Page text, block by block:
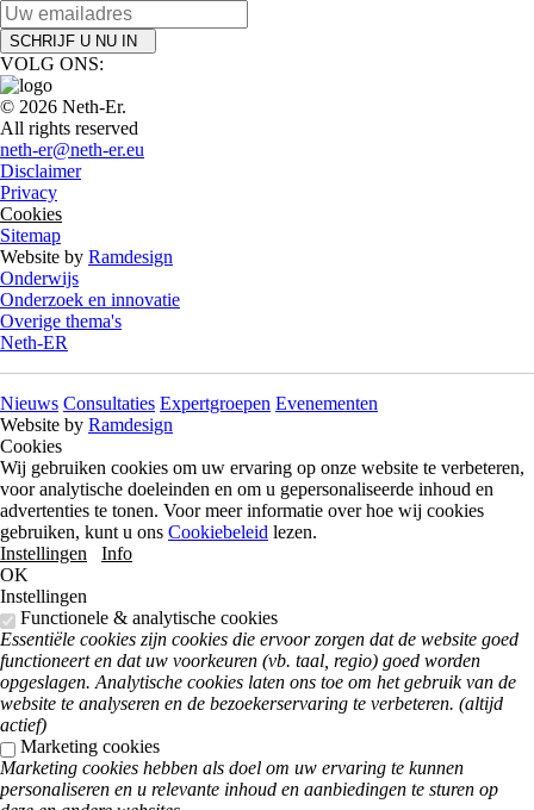
SCHRIJF U NU IN
VOLG ONS:
© 2026 Neth-Er.
All rights reserved
neth-er@neth-er.eu
Disclaimer
Privacy
Cookies
Sitemap
Website by Ramdesign
Onderwijs
Onderzoek en innovatie
Overige thema's
Neth-ER
Nieuws Consultaties Expertgroepen Evenementen
Website by Ramdesign
Cookies
Wij gebruiken cookies om uw ervaring op onze website te verbeteren,
voor analytische doeleinden en om u gepersonaliseerde inhoud en
advertenties te tonen. Voor meer informatie over hoe wij cookies
gebruiken, kunt u ons Cookiebeleid lezen.
Instellingen
Info
OK
Instellingen
Functionele & analytische cookies
Essentiële cookies zijn cookies die ervoor zorgen dat de website goed
functioneert en dat uw voorkeuren (vb. taal, regio) goed worden
opgeslagen. Analytische cookies laten ons toe om het gebruik van de
website te analyseren en de bezoekerservaring te verbeteren. (altijd
actief)
Marketing cookies
Marketing cookies hebben als doel om uw ervaring te kunnen
personaliseren en u relevante inhoud en aanbiedingen te sturen op